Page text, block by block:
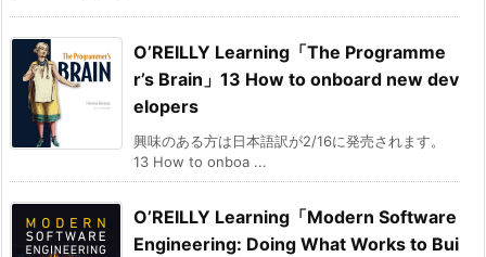
O’REILLY Learning「The Programme
r’s Brain」13 How to onboard new dev
elopers
興味のある方は日本語訳が2/16に発売されます。
13 How to onboa ...
O’REILLY Learning「Modern Software
Engineering: Doing What Works to Bui